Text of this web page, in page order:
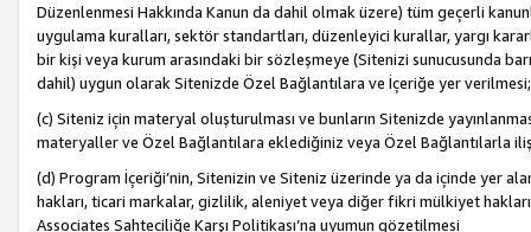
Düzenlenmesi Hakkında Kanun da dahil olmak üzere) tüm geçerli
uygulama kuralları, sektör standartları, düzenleyici kurallar, yargı
bir kişi veya kurum arasındaki bir sözleşmeye (Sitenizi sunucusunda
dahil) uygun olarak Sitenizde Özel Bağlantılara ve İçeriğe yer verilmesi;
(c) Siteniz için materyal oluşturulması ve bunların Sitenizde
materyaller ve Özel Bağlantılara eklediğiniz veya Özel Bağlantılarla
(d) Program İçeriği’nin, Sitenizin ve Siteniz üzerinde ya da içinde yer
hakları, ticari markalar, gizlilik, aleniyet veya diğer fikri mülkiyet
Associates Sahteciliğe Karşı Politikası’na uyumun gözetilmesi